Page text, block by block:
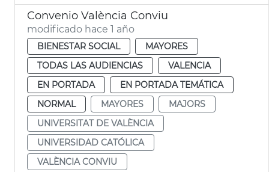
Convenio València Conviu
modificado hace 1 año
BIENESTAR SOCIAL
MAYORES
TODAS LAS AUDIENCIAS
VALENCIA
EN PORTADA
EN PORTADA TEMÁTICA
NORMAL
MAYORES
MAJORS
UNIVERSITAT DE VALÈNCIA
UNIVERSIDAD CATÓLICA
VALÈNCIA CONVIU